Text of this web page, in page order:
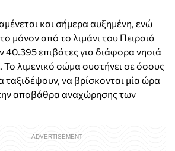
και σήμερα αυξημένη, ενώ
μόνον από το λιμάνι του Πειραιά
επιβάτες για διάφορα νησιά
Το λιμενικό σώμα συστήνει σε όσους
ταξιδέψουν, να βρίσκονται μία ώρα
αποβάθρα αναχώρησης των